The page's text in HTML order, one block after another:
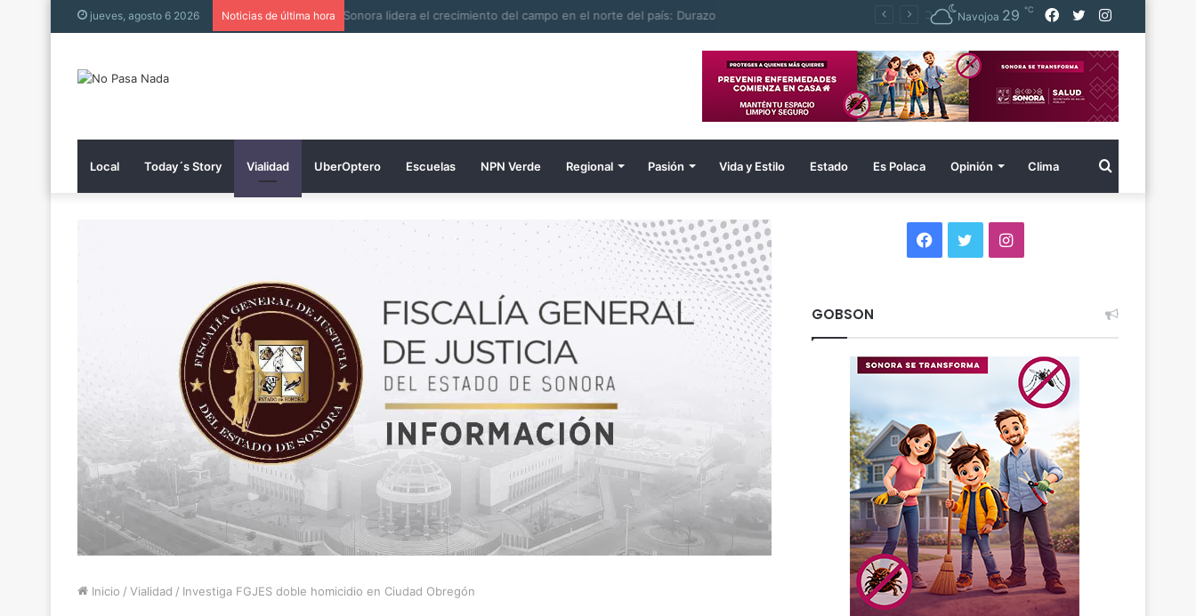
jueves, agosto 6 2026 Noticias de última hora Muere hombre electrocutado Instagram
Twitter
Facebook
Navojoa 29 ℃
Local Today´s Story Vialidad UberOptero Escuelas NPN Verde Regional Pasión Vida y Estilo Estado Es Polaca Opinión Clima Buscar
Inicio / Vialidad / Investiga FGJES doble homicidio en Ciudad Obregón
Facebook
TwitterInstagram
GOBSON